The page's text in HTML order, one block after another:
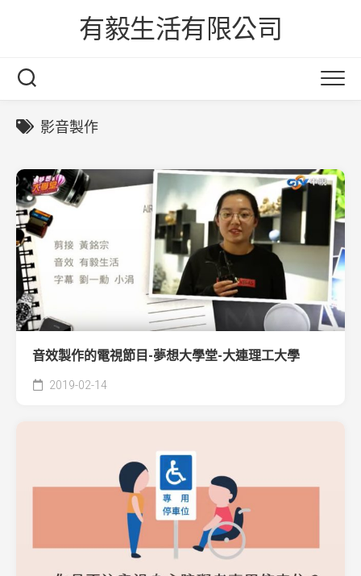
有毅生活有限公司
影音製作
音效製作的電視節目-夢想大學堂-大連理工大學
2019-02-14